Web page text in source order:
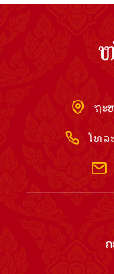
ຖະ
ໂທລ